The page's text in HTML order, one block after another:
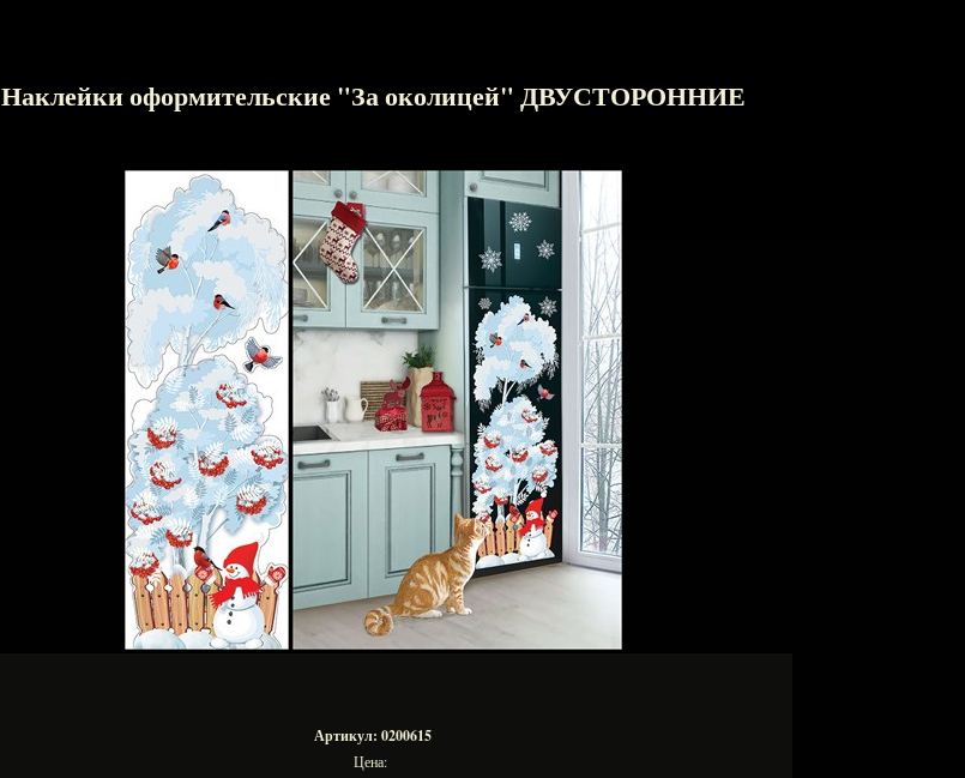
Наклейки оформительские "За околицей" ДВУСТОРОННИЕ
Артикул: 0200615
Цена: